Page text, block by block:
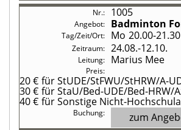
1005
Badminton
Mo 20.00-21.30
24.08.-12.10.
Marius Mee
20 € für StUDE/StFWU/StHRW/A-
30 € für StaU/Bed-UDE/Bed-HRW/
40 € für Sonstige Nicht-
zum